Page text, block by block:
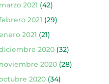
marzo 2021 (42)
2021 (29)
2021 (21)
2020(32)
noviembre 2020(28)
2020(34)